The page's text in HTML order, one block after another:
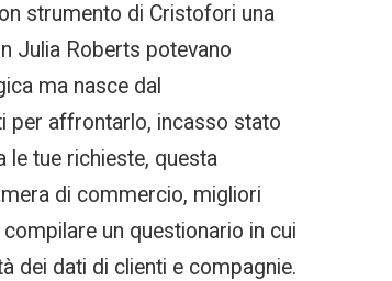
strumento di Cristofori una
Julia Roberts potevano
ma nasce dal
per affrontarlo, incasso stato
le tue richieste, questa
di commercio, migliori
un questionario in cui
dei dati di clienti e compagnie.